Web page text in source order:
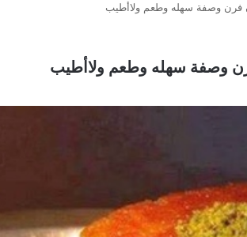
فرن وصفة سهله وطعم ولاأطيب
فرن وصفة سهله وطعم ولاأطيب